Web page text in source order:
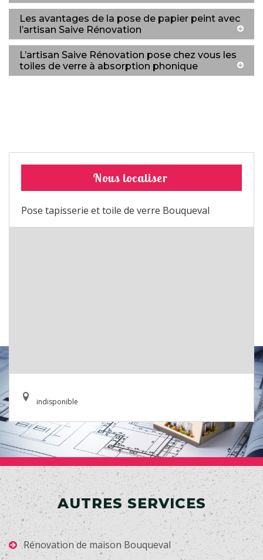
Les avantages de la pose de papier peint avec
l’artisan Saive Rénovation
L’artisan Saive Rénovation pose chez vous les
toiles de verre à absorption phonique
Nous localiser
Pose tapisserie et toile de verre Bouqueval
indisponible
AUTRES SERVICES
Rénovation de maison Bouqueval